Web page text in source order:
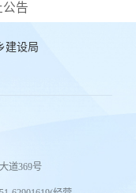
告
建设局
道369号